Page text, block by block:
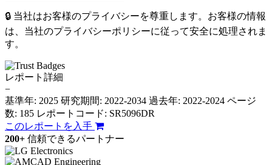
🔒 当社はお客様のプライバシーを尊重します。お客様の情報
は、当社のプライバシーポリシーに従って安全に処理されま
す。
レポート詳細
−
基準年: 2025 研究期間: 2022-2034 過去年: 2022-2024 ページ
数: 185 レポートコード: SR5096DR
このレポートを入手
200+ 信頼できるパートナー